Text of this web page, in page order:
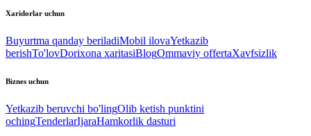
Xaridorlar uchun
Buyurtma qanday beriladiMobil ilovaYetkazib
berishTo'lovDorixona xaritasiBlogOmmaviy offertaXavfsizlik
Biznes uchun
Yetkazib beruvchi bo'lingOlib ketish punktini
ochingTenderlarIjaraHamkorlik dasturi